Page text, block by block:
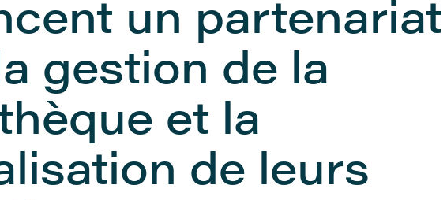
un partenariat
gestion de la
et la
de leurs